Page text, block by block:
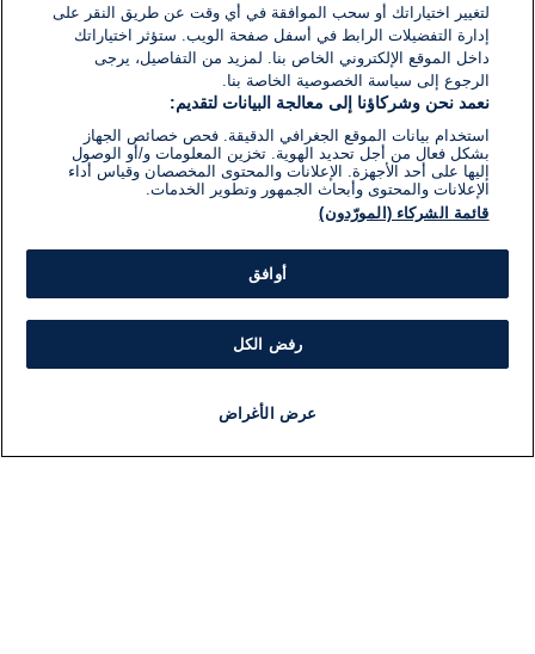
لتغيير اختياراتك أو سحب الموافقة في أي وقت عن طريق النقر على
إدارة التفضيلات الرابط في أسفل صفحة الويب. ستؤثر اختياراتك
داخل الموقع الإلكتروني الخاص بنا. لمزيد من التفاصيل، يرجى
الرجوع إلى سياسة الخصوصية الخاصة بنا.
نعمد نحن وشركاؤنا إلى معالجة البيانات لتقديم:
استخدام بيانات الموقع الجغرافي الدقيقة. فحص خصائص الجهاز
بشكل فعال من أجل تحديد الهوية. تخزين المعلومات و/أو الوصول
إليها على أحد الأجهزة. الإعلانات والمحتوى المخصصان وقياس أداء
الإعلانات والمحتوى وأبحاث الجمهور وتطوير الخدمات.
قائمة الشركاء (المورّدون)
أوافق
رفض الكل
عرض الأغراض